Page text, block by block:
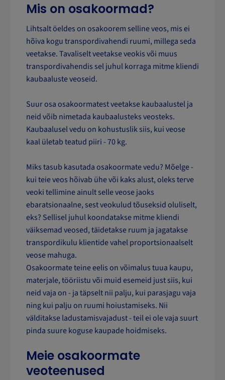
Mis on osakoormad?
Lihtsalt öeldes on osakoorem selline veos, mis ei
hõiva kogu transpordivahendi ruumi, millega seda
veetakse. Tavaliselt veetakse veokis või muus
transpordivahendis sel juhul korraga mitme kliendi
kaubaaluste veoseid.
Suur osa osakoormatest veetakse kaubaalustel ja
neid võib nimetada kaubaalusteks veosteks.
Kaubaalusel vedu on kohustuslik siis, kui veose
kaal ületab teatud piiri - 70 kg.
Miks tasub kasutada osakoormate vedu? Mõelge -
kui teie veos hõivab ühe või kaks alust, oleks terve
veoki tellimine ainult selle veose jaoks
ebaratsionaalne, sest veokulud tõuseksid oluliselt,
eks? Sellisel juhul koondatakse mitme kliendi
väiksemad veosed, täidetakse ruum ja jagatakse
transpordikulu klientide vahel proportsionaalselt
veose mahuga.
Osakoormate teine eelis on võimalus tuua kaupu,
materjale, tööriistu või muid esemeid just siis, kui
neid vaja on - ja täpselt nii palju, kui parasjagu vaja
ning kui palju on ruumi hoiustamiseks. Nii
välditakse ladustamisvajadust - teil ei ole vaja suurt
pinda suure koguse kaupade hoidmiseks.
Meie osakoormate
veoteenused